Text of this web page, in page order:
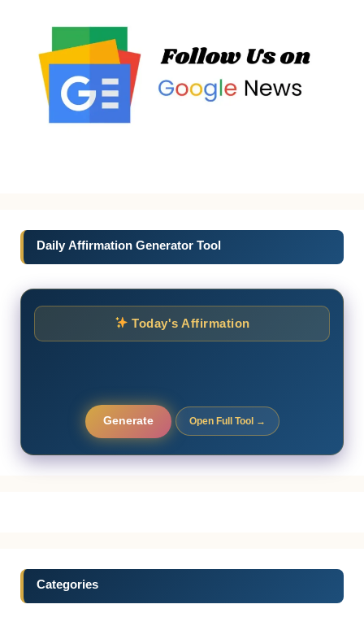
Daily Affirmation Generator Tool
Today's Affirmation
Generate Open Full Tool →
Categories